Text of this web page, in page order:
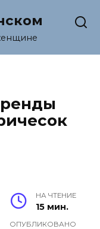
НА ЧТЕНИЕ
15 мин.
ОПУБЛИКОВАНО